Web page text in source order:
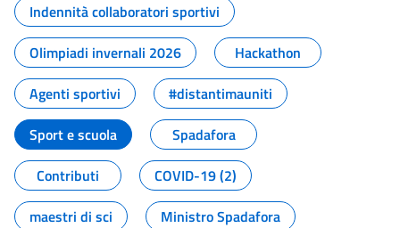
Indennità collaboratori sportivi
Olimpiadi invernali 2026
Hackathon
Agenti sportivi
#distantimauniti
Sport e scuola
Spadafora
Contributi
COVID-19 (2)
maestri di sci
Ministro Spadafora